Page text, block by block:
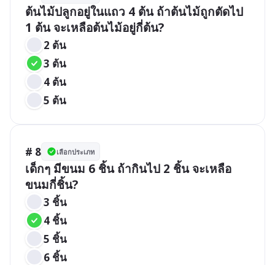
ต้นไม้ปลูกอยู่ในแถว 4 ต้น ถ้าต้นไม้ถูกตัดไป
1 ต้น จะเหลือต้นไม้อยู่กี่ต้น?
2 ต้น
3 ต้น
4 ต้น
5 ต้น
# 8 เลือกประเภท
เด็กๆ มีขนม 6 ชิ้น ถ้ากินไป 2 ชิ้น จะเหลือ
ขนมกี่ชิ้น?
3 ชิ้น
4 ชิ้น
5 ชิ้น
6 ชิ้น